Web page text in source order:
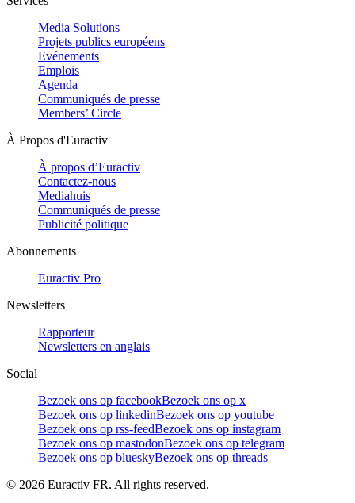
Media Solutions
Projets publics européens
Evénements
Emplois
Agenda
Communiqués de presse
Members’ Circle
À Propos d'Euractiv
À propos d’Euractiv
Contactez-nous
Mediahuis
Communiqués de presse
Publicité politique
Abonnements
Euractiv Pro
Newsletters
Rapporteur
Newsletters en anglais
Social
Bezoek ons op facebookBezoek ons op x
Bezoek ons op linkedinBezoek ons op youtube
Bezoek ons op rss-feedBezoek ons op instagram
Bezoek ons op mastodonBezoek ons op telegram
Bezoek ons op blueskyBezoek ons op threads
© 2026 Euractiv FR. All rights reserved.